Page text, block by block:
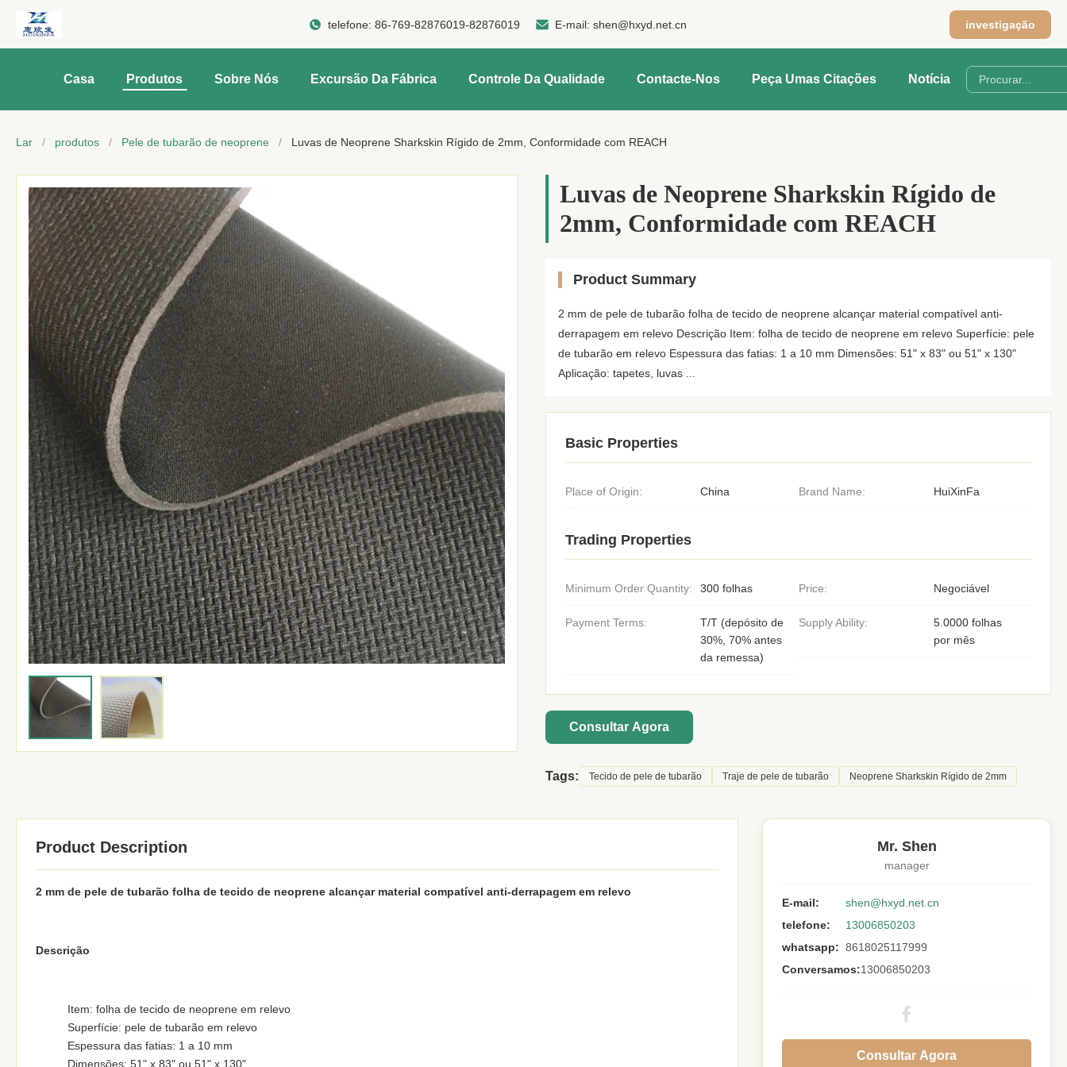
telefone:86-769-82876019-82876019 E-mail:shen@hxyd.net.cn investigação
Casa Produtos Sobre Nós Excursão Da Fábrica Controle Da Qualidade Contacte-Nos Peça Umas Citações Notícia
Lar / produtos / Pele de tubarão de neoprene / Luvas de Neoprene Sharkskin Rígido de 2mm, Conformidade com REACH
Luvas de Neoprene Sharkskin Rígido de
2mm, Conformidade com REACH
Product Summary
2 mm de pele de tubarão folha de tecido de neoprene alcançar material compatível anti-
derrapagem em relevo Descrição Item: folha de tecido de neoprene em relevo Superfície: pele
de tubarão em relevo Espessura das fatias: 1 a 10 mm Dimensões: 51" x 83" ou 51" x 130"
Aplicação: tapetes, luvas ...
Basic Properties
Place of Origin: China Brand Name: HuiXinFa
Trading Properties
Minimum Order Quantity: 300 folhas Price: Negociável
Payment Terms:
T/T (depósito de
30%, 70% antes
da remessa)
Supply Ability:
5.0000 folhas
por mês
Consultar Agora
Tags: Tecido de pele de tubarão Traje de pele de tubarão Neoprene Sharkskin Rígido de 2mm
Product Description
2 mm de pele de tubarão folha de tecido de neoprene alcançar material compatível anti-derrapagem em relevo
Descrição
Item: folha de tecido de neoprene em relevo
Superfície: pele de tubarão em relevo
Espessura das fatias: 1 a 10 mm
Dimensões: 51" x 83" ou 51" x 130"
Mr. Shen
manager
E-mail:
shen@hxyd.net.cn
telefone:
13006850203
whatsapp: 8618025117999
Conversamos:13006850203
Consultar Agora